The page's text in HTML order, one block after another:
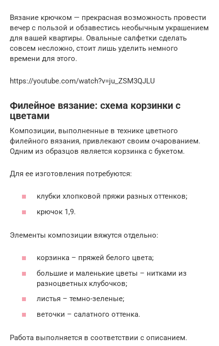
Вязание крючком — прекрасная возможность провести
вечер с пользой и обзавестись необычным украшением
для вашей квартиры. Овальные салфетки сделать
совсем несложно, стоит лишь уделить немного
времени для этого.
https://youtube.com/watch?v=ju_ZSM3QJLU
Филейное вязание: схема корзинки с
цветами
Композиции, выполненные в технике цветного
филейного вязания, привлекают своим очарованием.
Одним из образцов является корзинка с букетом.
Для ее изготовления потребуются:
клубки хлопковой пряжи разных оттенков;
крючок 1,9.
Элементы композиции вяжутся отдельно:
корзинка – пряжей белого цвета;
большие и маленькие цветы – нитками из
разноцветных клубочков;
листья – темно-зеленые;
веточки – салатного оттенка.
Работа выполняется в соответствии с описанием.